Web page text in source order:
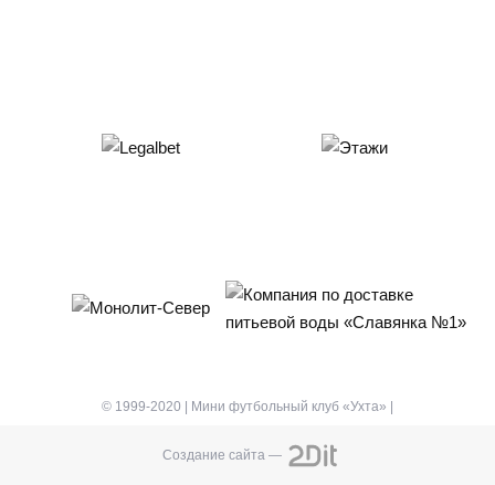
© 1999-2020 | Мини футбольный клуб «Ухта» |
Создание сайта —